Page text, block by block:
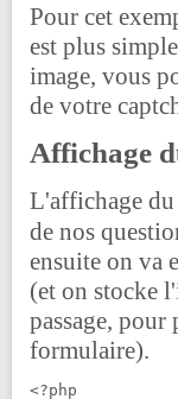
Pour cet
est plus
image, vous
de votre
Affichage
L'affichage
de nos
ensuite on va
(et on stocke
passage,
formulaire).
<?php